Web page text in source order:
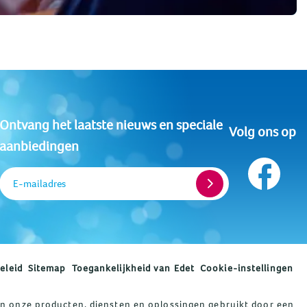
Ontvang het laatste nieuws en speciale
aanbiedingen
E-mailadres
Volg ons op
Sitemap Toegankelijkheid van Edet Cookie-instellingen
onze producten, diensten en oplossingen gebruikt door een